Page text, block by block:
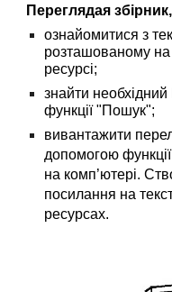
Переглядая
ознайомитися з
розташованому
ресурсі;
знайти
функції "Пошук";
вивантажити
допомогою
на комп’ютері.
посилання на
ресурсах.